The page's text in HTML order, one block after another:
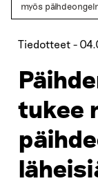
myös
Tiedotteet -
tukee